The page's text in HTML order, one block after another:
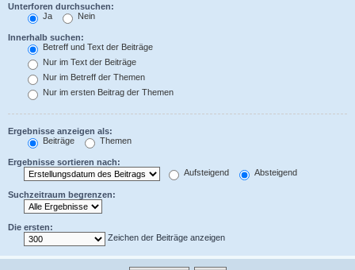
Unterforen durchsuchen:
Ja
Nein
Innerhalb suchen:
Betreff und Text der Beiträge
Nur im Text der Beiträge
Nur im Betreff der Themen
Nur im ersten Beitrag der Themen
Ergebnisse anzeigen als:
Beiträge
Themen
Ergebnisse sortieren nach:
Aufsteigend
Absteigend
Suchzeitraum begrenzen:
Die ersten:
Zeichen der Beiträge anzeigen